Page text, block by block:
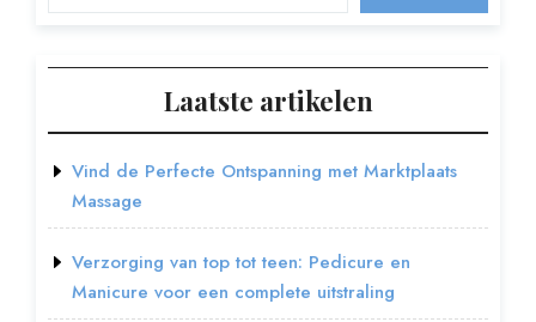
Laatste artikelen
Vind de Perfecte Ontspanning met Marktplaats
Massage
Verzorging van top tot teen: Pedicure en
Manicure voor een complete uitstraling